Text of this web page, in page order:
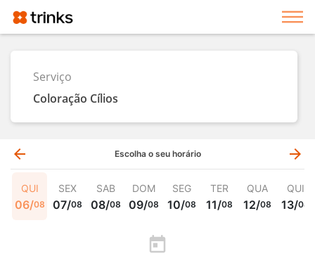
Serviço
Coloração Cílios
arrow_back Escolha o seu horário arrow_forward
QUI
06/08
SEX
07/08
SAB
08/08
DOM
09/08
SEG
10/08
TER
11/08
QUA
12/08
QUI
13/08
today